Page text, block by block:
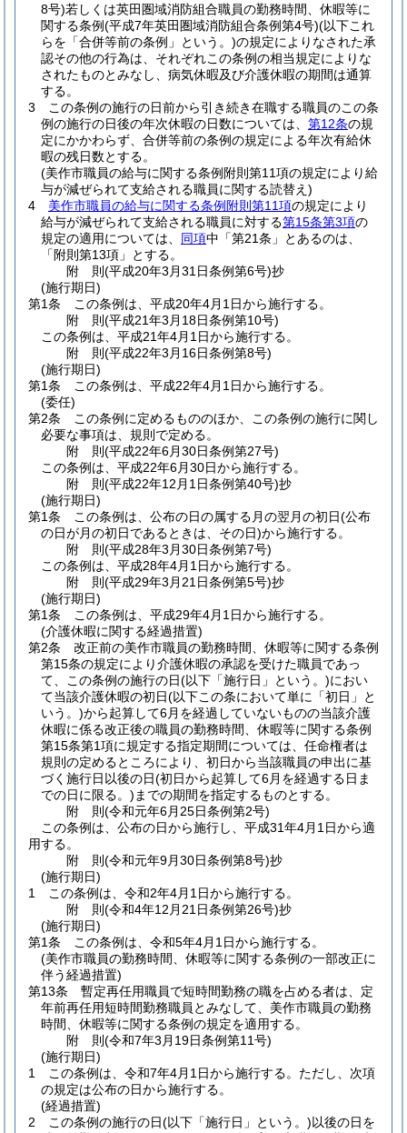
8号)若しくは英田圏域消防組合職員の勤務時間、休暇等に
関する条例(平成7年英田圏域消防組合条例第4号)(以下これ
らを「合併等前の条例」という。)の規定によりなされた承
認その他の行為は、それぞれこの条例の相当規定によりな
されたものとみなし、病気休暇及び介護休暇の期間は通算
する。
3
この条例の施行の日前から引き続き在職する職員のこの条
例の施行の日後の年次休暇の日数については、 第12条の規
定にかかわらず、合併等前の条例の規定による年次有給休
暇の残日数とする。
(美作市職員の給与に関する条例附則第11項の規定により給
与が減ぜられて支給される職員に関する読替え)
4
美作市職員の給与に関する条例附則第11項の規定により
給与が減ぜられて支給される職員に対する第15条第3項の
規定の適用については、 同項中「第21条」とあるのは、
「附則第13項」とする。
附 則(平成20年3月31日条例第6号)抄
(施行期日)
第1条
この条例は、平成20年4月1日から施行する。
附 則(平成21年3月18日条例第10号)
この条例は、平成21年4月1日から施行する。
附 則(平成22年3月16日条例第8号)
(施行期日)
第1条
この条例は、平成22年4月1日から施行する。
(委任)
第2条
この条例に定めるもののほか、この条例の施行に関し
必要な事項は、規則で定める。
附 則(平成22年6月30日条例第27号)
この条例は、平成22年6月30日から施行する。
附 則(平成22年12月1日条例第40号)抄
(施行期日)
第1条
この条例は、公布の日の属する月の翌月の初日(公布
の日が月の初日であるときは、その日)から施行する。
附 則(平成28年3月30日条例第7号)
この条例は、平成28年4月1日から施行する。
附 則(平成29年3月21日条例第5号)抄
(施行期日)
第1条
この条例は、平成29年4月1日から施行する。
(介護休暇に関する経過措置)
第2条
改正前の美作市職員の勤務時間、休暇等に関する条例
第15条の規定により介護休暇の承認を受けた職員であっ
て、この条例の施行の日(以下「施行日」という。)におい
て当該介護休暇の初日(以下この条において単に「初日」と
いう。)から起算して6月を経過していないものの当該介護
休暇に係る改正後の職員の勤務時間、休暇等に関する条例
第15条第1項に規定する指定期間については、任命権者は
規則の定めるところにより、初日から当該職員の申出に基
づく施行日以後の日(初日から起算して6月を経過する日ま
での日に限る。) までの期間を指定するものとする。
附 則(令和元年6月25日条例第2号)
この条例は、公布の日から施行し、平成31年4月1日から適
用する。
附 則(令和元年9月30日条例第8号)抄
(施行期日)
1
この条例は、令和2年4月1日から施行する。
附 則(令和4年12月21日条例第26号)抄
(施行期日)
第1条
この条例は、令和5年4月1日から施行する。
(美作市職員の勤務時間、休暇等に関する条例の一部改正に
伴う経過措置)
第13条
暫定再任用職員で短時間勤務の職を占める者は、定
年前再任用短時間勤務職員とみなして、美作市職員の勤務
時間、休暇等に関する条例の規定を適用する。
附 則(令和7年3月19日条例第11号)
(施行期日)
1
この条例は、令和7年4月1日から施行する。 ただし、次項
の規定は公布の日から施行する。
(経過措置)
2
この条例の施行の日(以下「施行日」という。)以後の日を